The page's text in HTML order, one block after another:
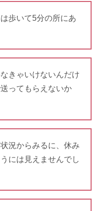
歩いて5分の所にあ
きゃいけないんだけ
ってもらえないか
況からみるに、休み
には見えませんでし